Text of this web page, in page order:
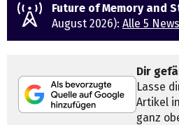
Future of Memory and
August 2026): Alle 5
Dir
Lasse
Artikel
ganz